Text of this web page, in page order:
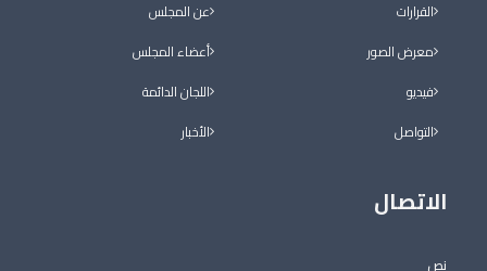
القرارات
معرض الصور
فيديو
التواصل
عن المجلس
أعضاء المجلس
اللجان الدائمة
الأخبار
الاتصال
نص